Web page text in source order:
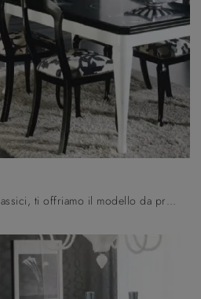
Se vuoi tavoli allungabili classici, ti offriamo il modello da pranzo in laccato Art 626 Infinity del marchio Fratelli Mirandola.